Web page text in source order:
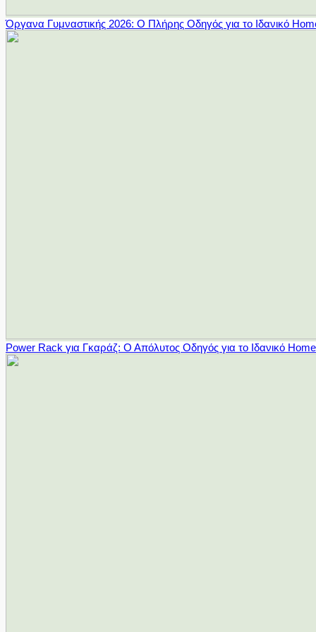
Όργανα Γυμναστικής 2026: Ο Πλήρης Οδηγός για το Ιδανικό
Power Rack για Γκαράζ: Ο Απόλυτος Οδηγός για το Ιδανικό